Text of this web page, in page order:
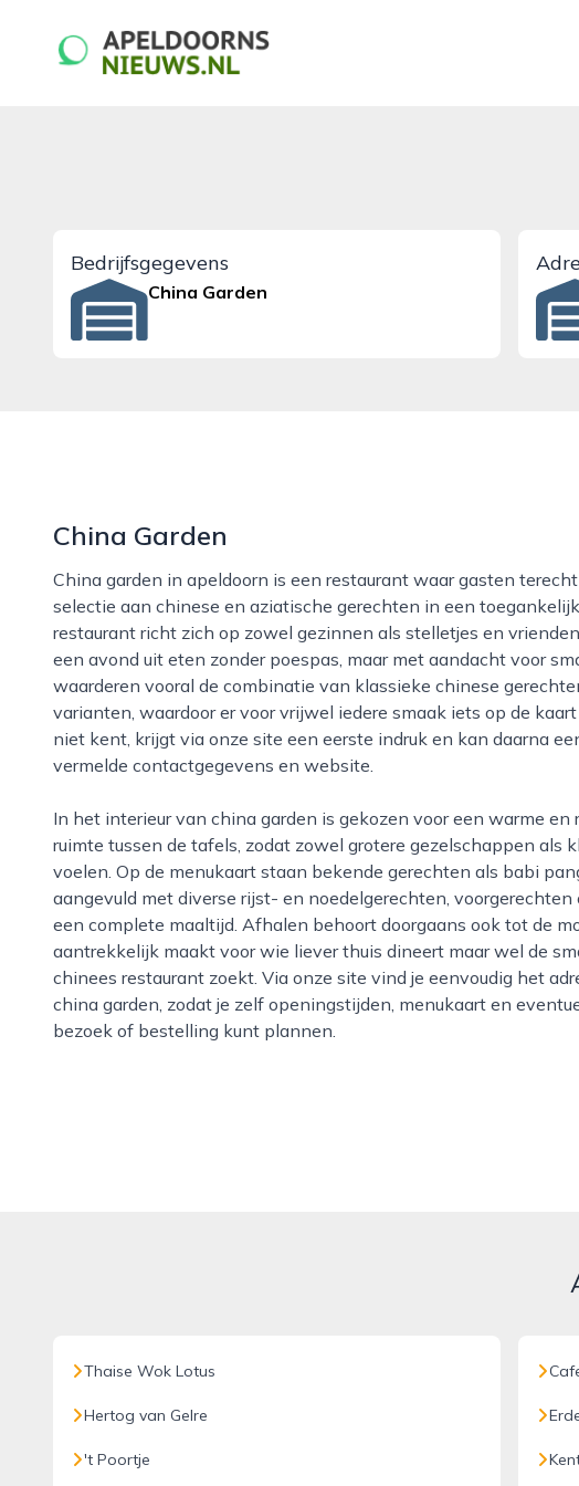
apeldoornsnieuws.nl
Bedrijfsgegevens
China Garden
China Garden
China garden in apeldoorn is een restaurant waar gasten terechtkunnen voor een uitgebreide
selectie aan chinese en aziatische gerechten in een
restaurant richt zich op zowel gezinnen als stelletjes en
een avond uit eten zonder poespas, maar met aandacht voor
waarderen vooral de combinatie van klassieke chinese
varianten, waardoor er voor vrijwel iedere smaak iets op de
niet kent, krijgt via onze site een eerste indruk en kan daarna
vermelde contactgegevens en website.
In het interieur van china garden is gekozen voor een warme en rustige aankleding, met voldoende
ruimte tussen de tafels, zodat zowel grotere gezelschappen als
voelen. Op de menukaart staan bekende gerechten als babi
aangevuld met diverse rijst- en noedelgerechten,
een complete maaltijd. Afhalen behoort doorgaans ook tot de
aantrekkelijk maakt voor wie liever thuis dineert maar wel de
chinees restaurant zoekt. Via onze site vind je eenvoudig het
china garden, zodat je zelf openingstijden, menukaart en
bezoek of bestelling kunt plannen.
Thaise Wok Lotus
Hertog van Gelre
't Poortje